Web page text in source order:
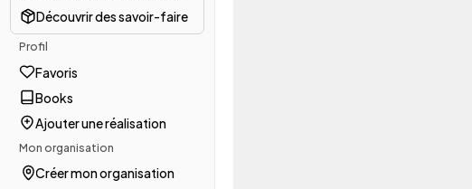
Découvrir des savoir-faire
Profil
Favoris
Books
Ajouter une réalisation
Mon organisation
Créer mon organisation